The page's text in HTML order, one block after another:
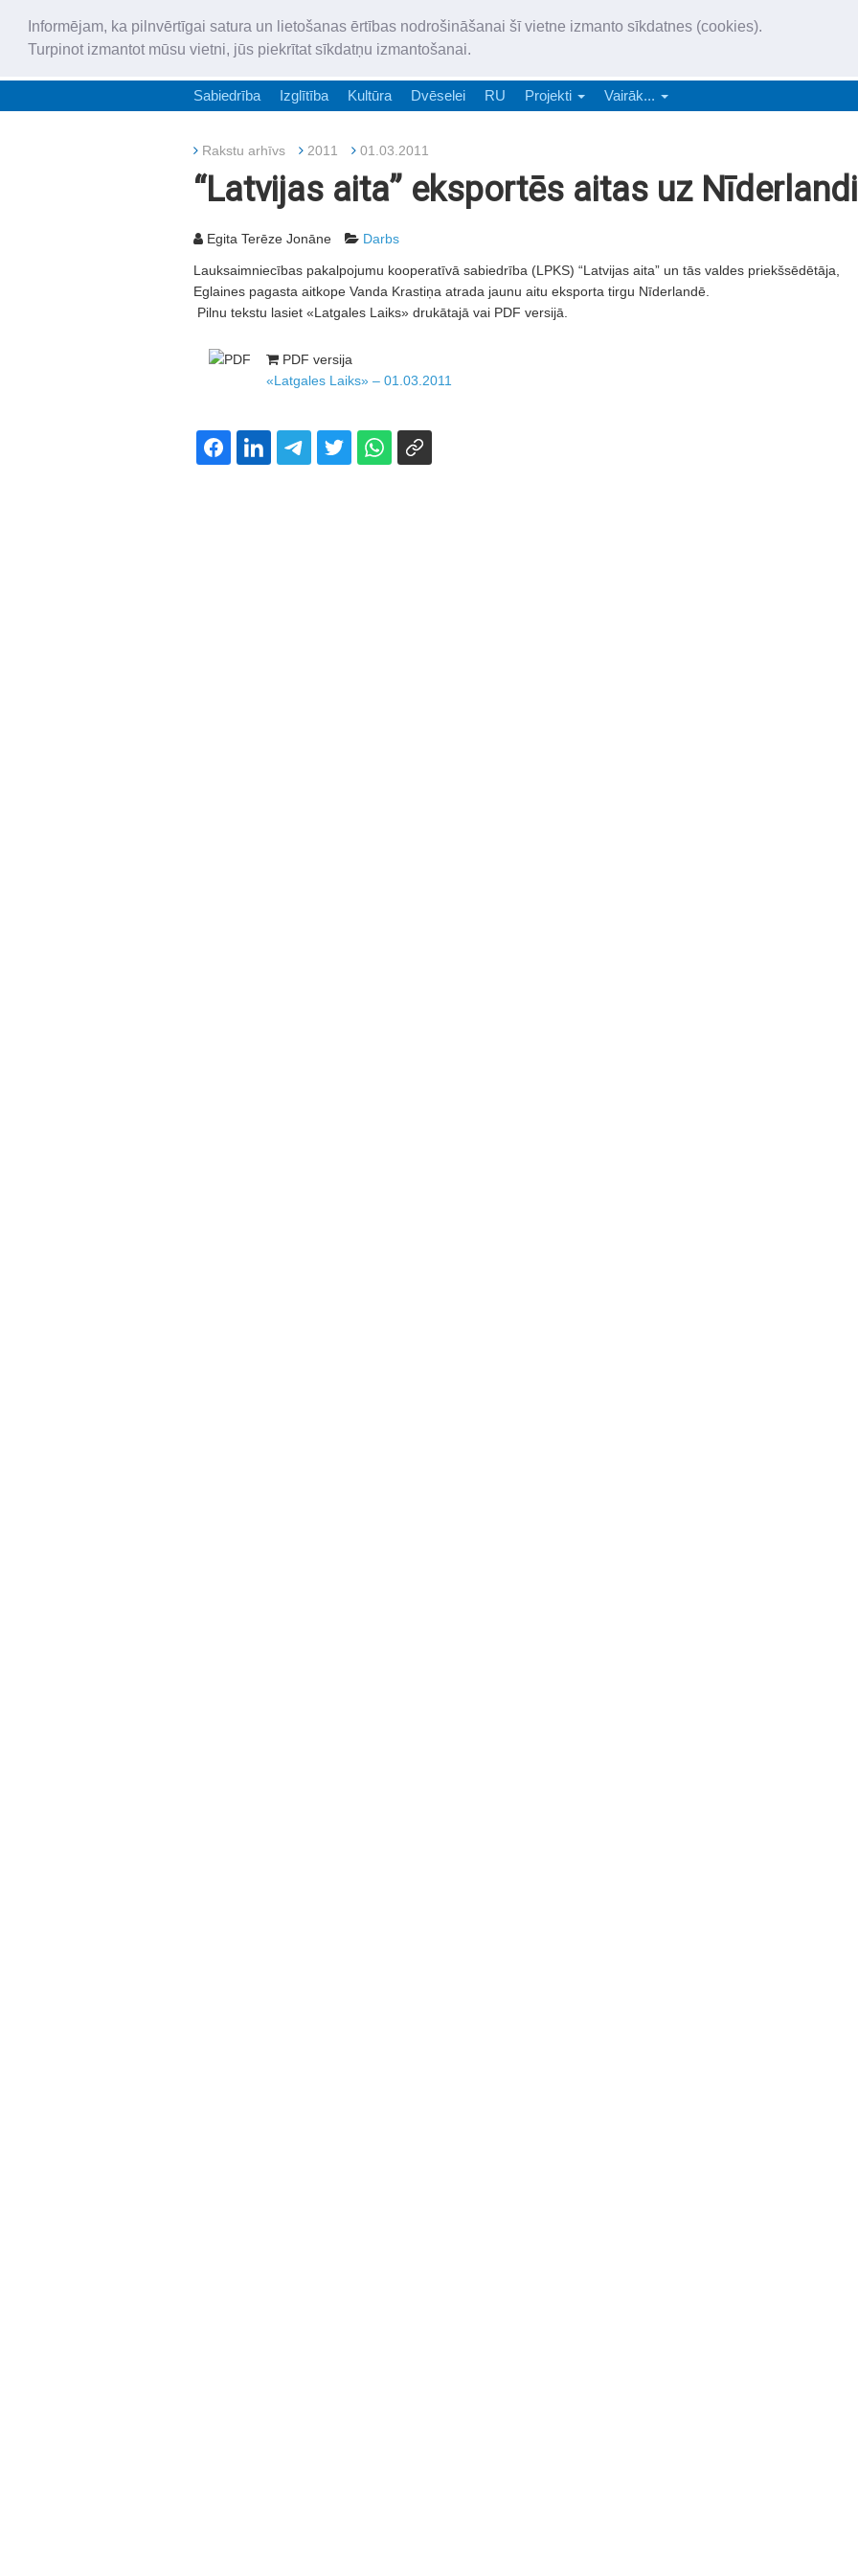
Informējam, ka pilnvērtīgai satura un lietošanas ērtības nodrošināšanai šī vietne izmanto sīkdatnes (cookies).
Turpinot izmantot mūsu vietni, jūs piekrītat sīkdatņu izmantošanai.
„Latgales Laiks” latviešu valodā aptver Daugavpils valstspilsētu,
Sabiedrība Izglītība Kultūra Dvēselei RU Projekti Vairāk...
Rakstu arhīvs 2011 01.03.2011
“Latvijas aita” eksportēs aitas uz Nīderlandi
Egita Terēze Jonāne Darbs
Lauksaimniecības pakalpojumu kooperatīvā sabiedrība (LPKS) “Latvijas aita” un tās valdes priekšsēdētāja,
Eglaines pagasta aitkope Vanda Krastiņa atrada jaunu aitu eksporta tirgu Nīderlandē.
Pilnu tekstu lasiet «Latgales Laiks» drukātajā vai PDF versijā.
PDF versija
«Latgales Laiks» – 01.03.2011